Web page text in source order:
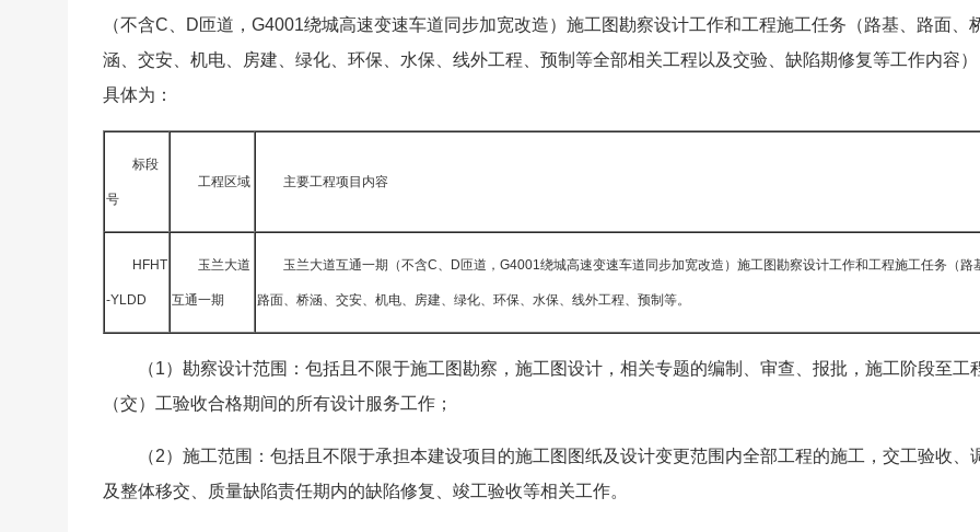
（不含C、D匝道，G4001绕城高速变速车道同步加宽改造）施工图勘察设计工作和工程施工任务（路基、路面、
涵、交安、机电、房建、绿化、环保、水保、线外工程、预制等全部相关工程以及交验、缺陷期修复等工作内容
具体为：
标段
号
工程区域 主要工程项目内容
HFHT
-YLDD
玉兰大道
互通一期
玉兰大道互通一期（不含C、D匝道，G4001绕城高速变速车道同步加宽改造）施工图勘察设计工作和工程施工任务（路
路面、桥涵、交安、机电、房建、绿化、环保、水保、线外工程、预制等。
（1）勘察设计范围：包括且不限于施工图勘察，施工图设计，相关专题的编制、审查、报批，施工阶段至工
（交）工验收合格期间的所有设计服务工作；
（2）施工范围：包括且不限于承担本建设项目的施工图图纸及设计变更范围内全部工程的施工，交工验收、
及整体移交、质量缺陷责任期内的缺陷修复、竣工验收等相关工作。